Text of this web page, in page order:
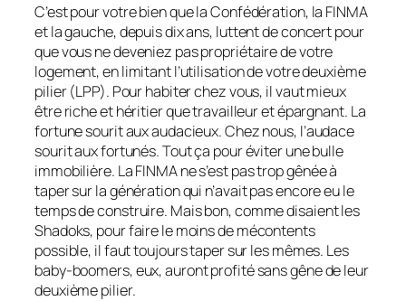
C’est pour votre bien que la Confédération, la FINMA
et la gauche, depuis dix ans, luttent de concert pour
que vous ne deveniez pas propriétaire de votre
logement, en limitant l’utilisation de votre deuxième
pilier (LPP). Pour habiter chez vous, il vaut mieux
être riche et héritier que travailleur et épargnant. La
fortune sourit aux audacieux. Chez nous, l’audace
sourit aux fortunés. Tout ça pour éviter une bulle
immobilière. La FINMA ne s’est pas trop gênée à
taper sur la génération qui n’avait pas encore eu le
temps de construire. Mais bon, comme disaient les
Shadoks, pour faire le moins de mécontents
possible, il faut toujours taper sur les mêmes. Les
baby-boomers, eux, auront profité sans gêne de leur
deuxième pilier.